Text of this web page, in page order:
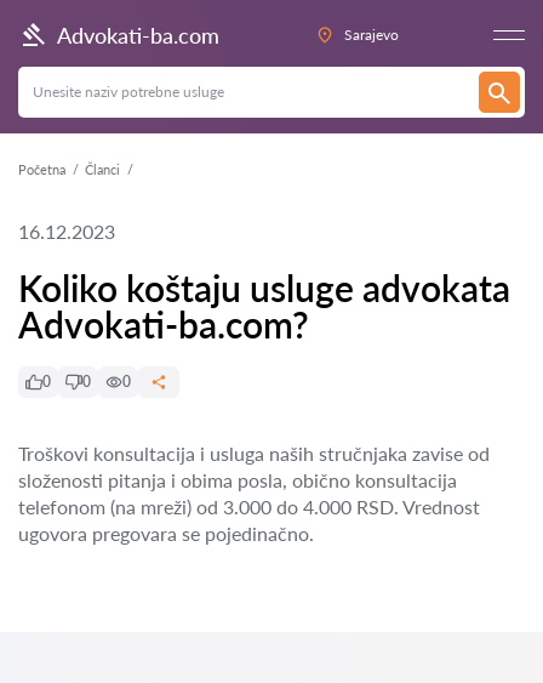
Advokati-ba.com Sarajevo
Početna Članci
16.12.2023
Koliko koštaju usluge advokata
Advokati-ba.com?
0 0 0
Troškovi konsultacija i usluga naših stručnjaka zavise od
složenosti pitanja i obima posla, obično konsultacija
telefonom (na mreži) od 3.000 do 4.000 RSD. Vrednost
ugovora pregovara se pojedinačno.